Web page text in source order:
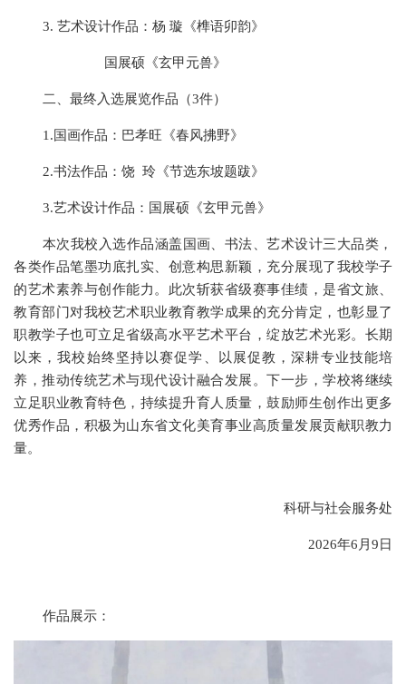
3. 艺术设计作品 ： 杨 璇《榫语卯韵》
国展硕《玄甲元兽》
二、 最终入选展览作品 （3件）
1.国画作品 ： 巴孝旺《春风拂野》
2.书法作品 ： 饶 玲《节选东坡题跋》
3.艺术设计作品 ： 国展硕《玄甲元兽》
本次我校入选作品涵盖国画、书法、艺术设计三大品类，
各类作品笔墨功底扎实、创意构思新颖，充分展现了我校学子
的艺术素养与创作能力。此次斩获省级赛事佳绩，是省文旅、
教育部门对我校艺术职业教育教学成果的充分肯定，也彰显了
职教学子也可立足省级高水平艺术平台，绽放艺术光彩。长期
以来，我校始终坚持以赛促学、以展促教，深耕专业技能培
养，推动传统艺术与现代设计融合发展。下一步，学校将继续
立足职业教育特色，持续提升育人质量，鼓励师生创作出更多
优秀作品，积极为山东省文化美育事业高质量发展贡献职教力
量。
科研与社会服务处
2026年6月9日
作品展示：